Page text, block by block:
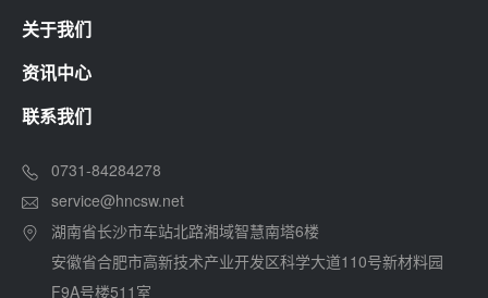
关于我们
资讯中心
联系我们
0731-84284278
service@hncsw.net
湖南省长沙市车站北路湘域智慧南塔6楼
安徽省合肥市高新技术产业开发区科学大道110号新材料园
F9A号楼511室